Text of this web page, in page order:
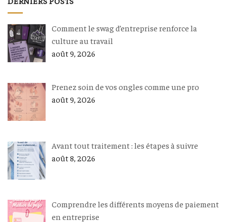
Comment le swag d’entreprise renforce la
culture au travail
août 9, 2026
Prenez soin de vos ongles comme une pro
août 9, 2026
Avant tout traitement : les étapes à suivre
août 8, 2026
Comprendre les différents moyens de paiement
en entreprise